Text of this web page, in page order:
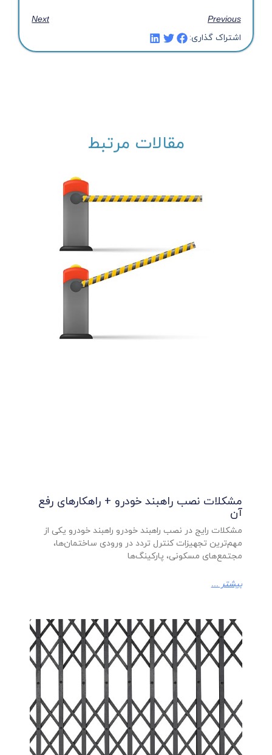
Previous
Next
اشتراک گذاری:
مقالات مرتبط
مشکلات نصب راهبند خودرو + راهکارهای رفع
آن
مشکلات رایج در نصب راهبند خودرو راهبند خودرو یکی از
مهم‌ترین تجهیزات کنترل تردد در ورودی ساختمان‌ها،
مجتمع‌های مسکونی، پارکینگ‌ها
بیشتر ...